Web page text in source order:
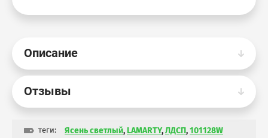
Описание
Отзывы
теги: Ясень светлый, LAMARTY,ЛДСП,101128W